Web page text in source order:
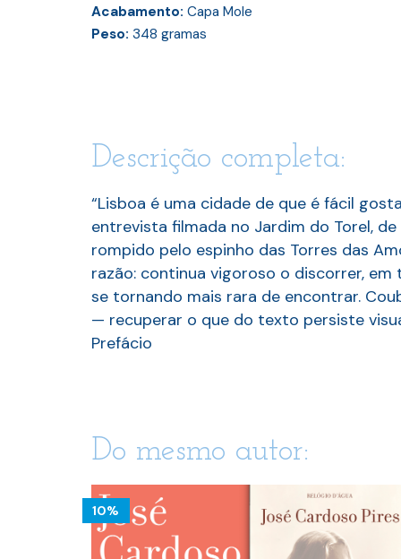
Acabamento: Capa Mole
Peso: 348 gramas
Descrição completa:
“Lisboa é uma cidade de que é fácil
entrevista filmada no Jardim do Torel,
rompido pelo espinho das Torres das
razão: continua vigoroso o discorrer,
se tornando mais rara de encontrar.
— recuperar o que do texto persiste
Prefácio
Do mesmo autor:
10%